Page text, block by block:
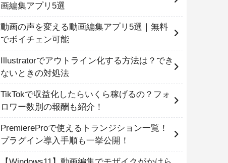
画編集アプリ5選
動画の声を変える動画編集アプリ5選｜無料
でボイチェン可能
Illustratorでアウトライン化する方法は？でき
ないときの対処法
TikTokで収益化したらいくら稼げるの？フォ
ロワー数別の報酬も紹介！
PremiereProで使えるトランジション一覧！
プラグイン導入手順も一挙公開！